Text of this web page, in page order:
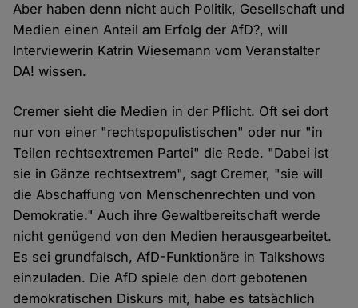
Aber haben denn nicht auch Politik, Gesellschaft und
Medien einen Anteil am Erfolg der AfD?, will
Interviewerin Katrin Wiesemann vom Veranstalter
DA! wissen.
Cremer sieht die Medien in der Pflicht. Oft sei dort
nur von einer "rechtspopulistischen" oder nur "in
Teilen rechtsextremen Partei" die Rede. "Dabei ist
sie in Gänze rechtsextrem", sagt Cremer, "sie will
die Abschaffung von Menschenrechten und von
Demokratie." Auch ihre Gewaltbereitschaft werde
nicht genügend von den Medien herausgearbeitet.
Es sei grundfalsch, AfD-Funktionäre in Talkshows
einzuladen. Die AfD spiele den dort gebotenen
demokratischen Diskurs mit, habe es tatsächlich